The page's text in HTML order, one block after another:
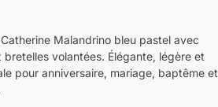
Malandrino bleu pastel avec
volantées. Élégante, légère et
pour anniversaire, mariage, baptême et